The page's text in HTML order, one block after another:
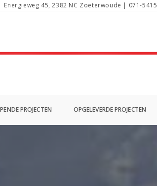
Energieweg 45, 2382 NC Zoeterwoude | 071-
PROJECTEN OPGELEVERDE PROJECTEN